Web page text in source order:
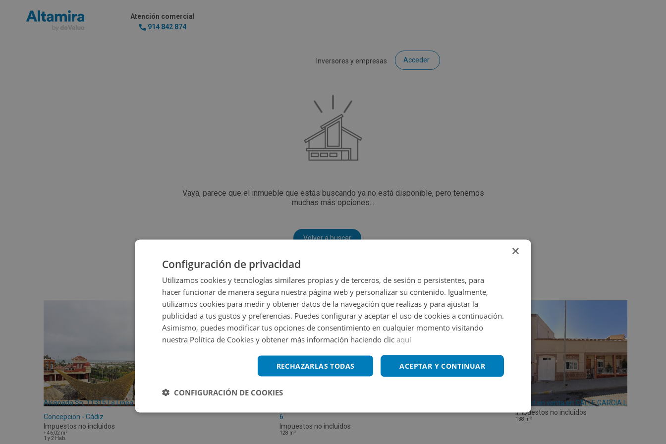
Atención comercial
914 842 874
Inversores y empresas Acceder
Vaya, parece que el inmueble que estás buscando ya no está disponible, pero tenemos
muchas más opciones...
Volver a buscar
Alcanada Sn, 11315 La Linea De La
Concepcion - Cádiz
Impuestos no incluidos
+46,02 m 2
1 y 2 Hab.
6
Impuestos no incluidos
128 m 2
Chalet en venta en CALLE GARCIA LORCA 22
Impuestos no incluidos
138 m 2
×
Configuración de privacidad
Utilizamos cookies y tecnologías similares propias y de terceros, de sesión o persistentes, para
hacer funcionar de manera segura nuestra página web y personalizar su contenido. Igualmente,
utilizamos cookies para medir y obtener datos de la navegación que realizas y para ajustar la
publicidad a tus gustos y preferencias. Puedes configurar y aceptar el uso de cookies a continuación.
Asimismo, puedes modificar tus opciones de consentimiento en cualquier momento visitando
nuestra Política de Cookies y obtener más información haciendo clic aquí
ACEPTAR Y CONTINUAR
RECHAZARLAS TODAS
CONFIGURACIÓN DE COOKIES